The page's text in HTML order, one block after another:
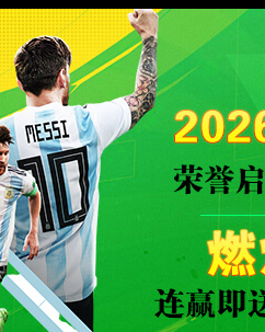
网站首页
公司简介